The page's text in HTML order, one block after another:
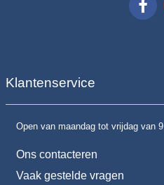
Klantenservice
Open van maandag tot vrijdag van
Ons contacteren
Vaak gestelde vragen